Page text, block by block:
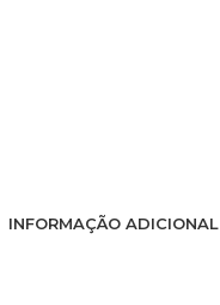
INFORMAÇÃO ADICIONAL